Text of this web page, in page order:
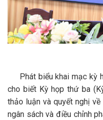
Phát biểu khai mạc kỳ
cho biết Kỳ họp thứ ba
thảo luận và quyết nghị
ngân sách và điều chỉnh